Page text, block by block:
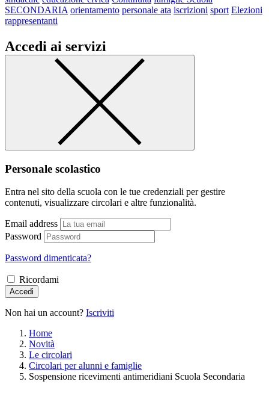
SECONDARIA orientamento personale ata iscrizioni sport Elezioni
rappresentanti
Accedi ai servizi
Personale scolastico
Entra nel sito della scuola con le tue credenziali per gestire
contenuti, visualizzare circolari e altre funzionalità.
Email address
Password
Password dimenticata?
Ricordami
Accedi
Non hai un account? Iscriviti
Home
Novità
Le circolari
Circolari per alunni e famiglie
Sospensione ricevimenti antimeridiani Scuola Secondaria